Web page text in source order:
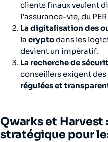
clients finaux veulent
l’assurance-vie, du
La digitalisation des
la cryptodans les
devient un impératif.
La recherche de
conseillers exigent des
régulées et
Qwarks et
stratégique pour